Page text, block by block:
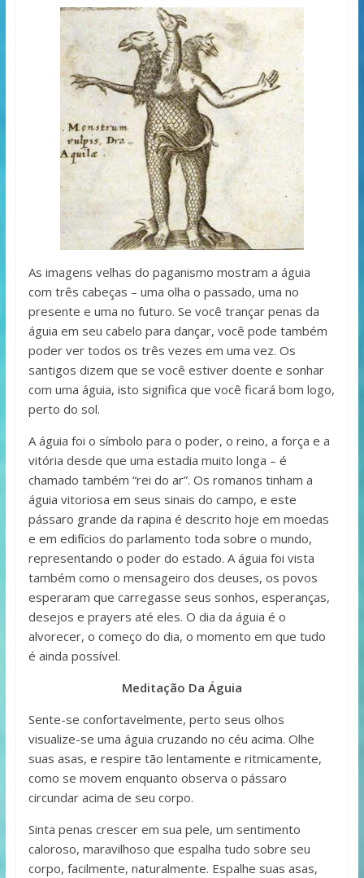
As imagens velhas do paganismo mostram a águia
com três cabeças – uma olha o passado, uma no
presente e uma no futuro. Se você trançar penas da
águia em seu cabelo para dançar, você pode também
poder ver todos os três vezes em uma vez. Os
santigos dizem que se você estiver doente e sonhar
com uma águia, isto significa que você ficará bom logo,
perto do sol.
A águia foi o símbolo para o poder, o reino, a força e a
vitória desde que uma estadia muito longa – é
chamado também “rei do ar”. Os romanos tinham a
águia vitoriosa em seus sinais do campo, e este
pássaro grande da rapina é descrito hoje em moedas
e em edifícios do parlamento toda sobre o mundo,
representando o poder do estado. A águia foi vista
também como o mensageiro dos deuses, os povos
esperaram que carregasse seus sonhos, esperanças,
desejos e prayers até eles. O dia da águia é o
alvorecer, o começo do dia, o momento em que tudo
é ainda possível.
Meditação Da Águia
Sente-se confortavelmente, perto seus olhos
visualize-se uma águia cruzando no céu acima. Olhe
suas asas, e respire tão lentamente e ritmicamente,
como se movem enquanto observa o pássaro
circundar acima de seu corpo.
Sinta penas crescer em sua pele, um sentimento
caloroso, maravilhoso que espalha tudo sobre seu
corpo, facilmente, naturalmente. Espalhe suas asas,